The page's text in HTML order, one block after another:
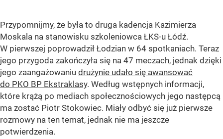
Przypomnijmy, że była to druga kadencja Kazimierza
Moskala na stanowisku szkoleniowca ŁKS-u Łódź.
W pierwszej poprowadził Łodzian w 64 spotkaniach. Teraz
jego przygoda zakończyła się na 47 meczach, jednak dzięki
jego zaangażowaniu drużynie udało się awansować
do PKO BP Ekstraklasy. Według wstępnych informacji,
które krążą po mediach społecznościowych jego następcą
ma zostać Piotr Stokowiec. Miały odbyć się już pierwsze
rozmowy na ten temat, jednak nie ma jeszcze
potwierdzenia.